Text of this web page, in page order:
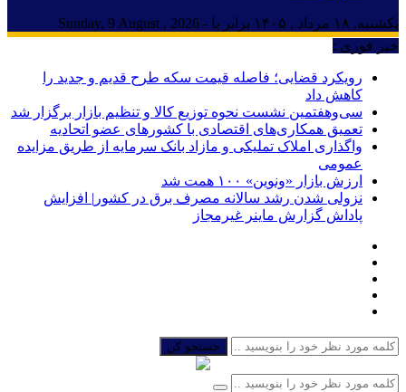
یکشنبه, ۱۸ مرداد , ۱۴۰۵ برابر با - Sunday, 9 August , 2026
خبر فوری :
رویکرد قضایی؛ فاصله قیمت سکه طرح قدیم و جدید را
کاهش داد
سی‌و‌هفتمین نشست نحوه توزیع کالا و تنظیم بازار برگزار شد
تعمیق همکاری‌های اقتصادی با کشورهای عضو اتحادیه
واگذاری املاک تملیکی و مازاد بانک سرمایه از طریق مزایده
عمومی
ارزش بازار «ونوین» ۱۰۰ همت شد
نزولی شدن رشد سالانه مصرف برق در کشور| افزایش
پاداش گزارش ماینر غیرمجاز
جستجو کن